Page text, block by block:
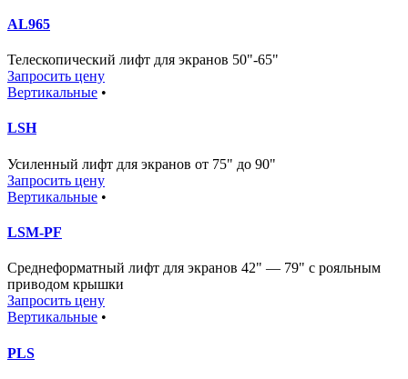
AL965
Телескопический лифт для экранов 50"-65"
Запросить цену
Вертикальные •
LSH
Усиленный лифт для экранов от 75" до 90"
Запросить цену
Вертикальные •
LSM-PF
Среднеформатный лифт для экранов 42" — 79" с рояльным
приводом крышки
Запросить цену
Вертикальные •
PLS